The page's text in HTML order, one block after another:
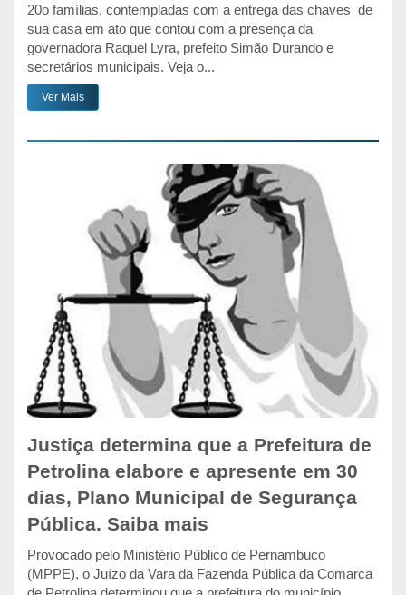
20o famílias, contempladas com a entrega das chaves de
sua casa em ato que contou com a presença da
governadora Raquel Lyra, prefeito Simão Durando e
secretários municipais. Veja o...
Ver Mais
Justiça determina que a Prefeitura de
Petrolina elabore e apresente em 30
dias, Plano Municipal de Segurança
Pública. Saiba mais
Provocado pelo Ministério Público de Pernambuco
(MPPE), o Juízo da Vara da Fazenda Pública da Comarca